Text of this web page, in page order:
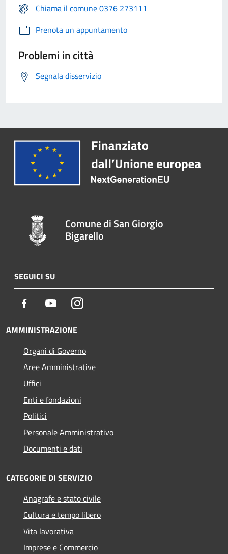
Chiama il comune 0376 273111
Prenota un appuntamento
Problemi in città
Segnala disservizio
Comune di San Giorgio
Bigarello
SEGUICI SU
Facebook YoutubeInstagram
AMMINISTRAZIONE
Organi di Governo
Aree Amministrative
Uffici
Enti e fondazioni
Politici
Personale Amministrativo
Documenti e dati
CATEGORIE DI SERVIZIO
Anagrafe e stato civile
Cultura e tempo libero
Vita lavorativa
Imprese e Commercio